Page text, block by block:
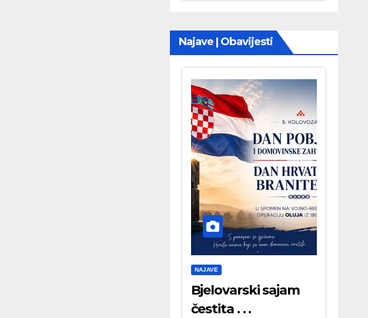
Najave | Obavijesti
NAJAVE
Bjelovarski sajam
čestita . . .